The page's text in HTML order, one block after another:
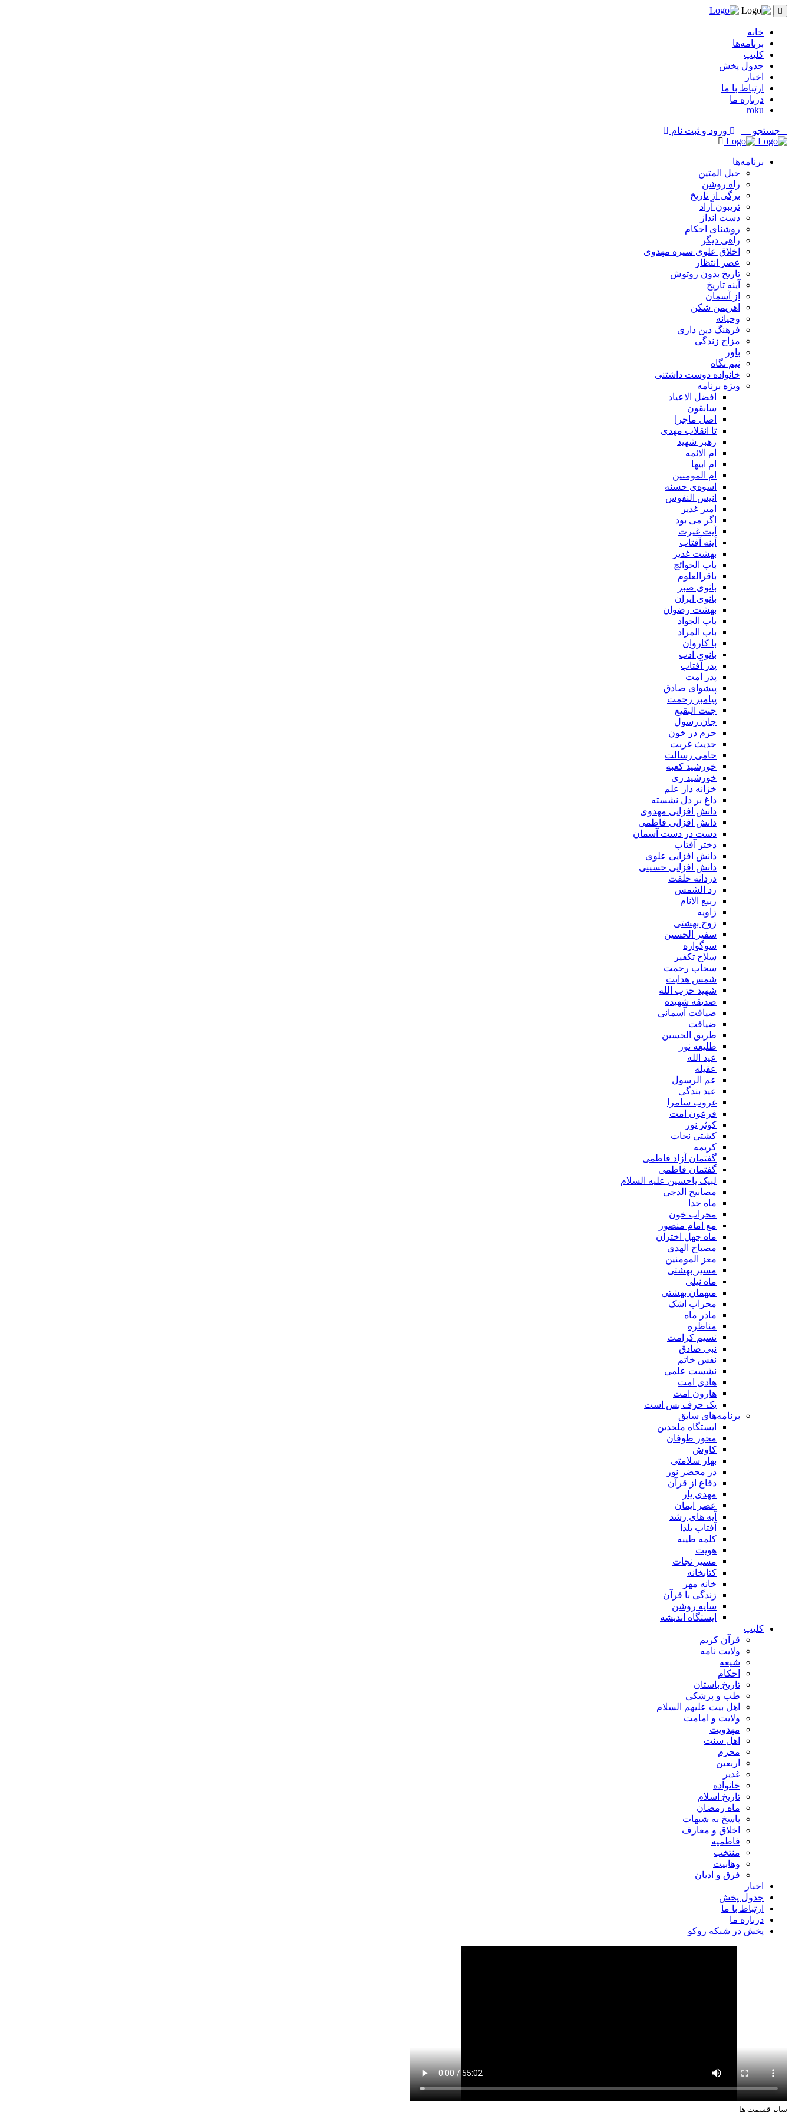
خانه
برنامه‌ها
کلیپ
جدول پخش
اخبار
ارتباط با ما
درباره ما
roku
جستجو ورود و ثبت نام
برنامه‌ها
حبل المتین
راه روشن
برگی از تاریخ
تریبون آزاد
دست انداز
روشنای احکام
راهی دیگر
اخلاق علوی سیره مهدوی
عصر انتظار
تاریخ بدون روتوش
آینه تاریخ
از آسمان
اهریمن شکن
وحیانه
فرهنگ دین داری
مزاج زندگی
باور
نیم نگاه
خانواده دوست داشتنی
ویژه برنامه
افضل الاعیاد
سابقون
اصل ماجرا
تا انقلاب مهدی
رهبر شهید
ام الائمه
ام ابیها
ام المومنین
اسوه‌ی حسنه
انیس النفوس
امیر غدیر
اگر می بود
آیت غیرت
آینه آفتاب
بهشت غدیر
باب الحوائج
باقرالعلوم
بانوی صبر
بانوی ایران
بهشت رضوان
باب الجواد
باب المراد
با کاروان
بانوی ادب
پدر آفتاب
پدر امت
پیشوای صادق
پیامبر رحمت
جنت البقیع
جان رسول
حرم در خون
حدیث غربت
حامی رسالت
خورشید کعبه
خورشید ری
خزانه دار علم
داغ بر دل نشسته
دانش افزایی مهدوی
دانش افزایی فاطمی
دست در دست آسمان
دختر آفتاب
دانش افزایی علوی
دانش افزایی حسینی
دردانه خلقت
رد الشمس
ربیع الانام
زاویه
زوج بهشتی
سفیر الحسین
سوگواره
سلاح تکفیر
سحاب رحمت
شمس هدایت
شهید حزب الله
صدیقه شهیده
ضیافت آسمانی
ضیافت
طریق الحسین
طلیعه نور
عید الله
عقیله
عم الرسول
عید بندگی
غروب سامرا
فرعون امت
کوثر نور
کشتی نجات
کریمه
گفتمان آزاد فاطمی
گفتمان فاطمی
لبیک یاحسین علیه السلام
مصابیح الدجی
ماه خدا
محراب خون
مع امام منصور
ماه چهل اختران
مصباح الهدی
معز المومنین
مسیر بهشتی
ماه نیلی
میهمان بهشتی
محراب اشک
مادر ماه
مناظره
نسیم کرامت
نبی صادق
نفس خاتم
نشست علمی
هادی امت
هارون امت
یک حرف بس است
برنامه‌های سابق
ایستگاه ملحدین
محور طوفان
کاوش
بهار سلامتی
در محضر نور
دفاع از قرآن
مهدی یار
عصر ایمان
آیه های رشد
آفتاب یلدا
کلمه طیبه
هویت
مسیر نجات
کتابخانه
خانه مهر
زندگی با قرآن
سایه روشن
ایستگاه اندیشه
کلیپ
قرآن کریم
ولایت نامه
شیعه
احکام
تاریخ باستان
طب و پزشکی
اهل بیت علیهم السلام
ولایت و امامت
مهدویت
اهل سنت
محرم
اربعین
غدیر
خانواده
تاریخ اسلام
ماه رمضان
پاسخ به شبهات
اخلاق و معارف
فاطمیه
منتخب
وهابیت
فرق و ادیان
اخبار
جدول پخش
ارتباط با ما
درباره ما
پخش در شبکه روکو
سایر قسمت ها